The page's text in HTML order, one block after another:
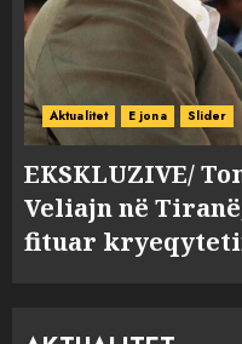
Aktualitet E jona Slider
EKSKLUZIVE/
Veliajn në
fituar